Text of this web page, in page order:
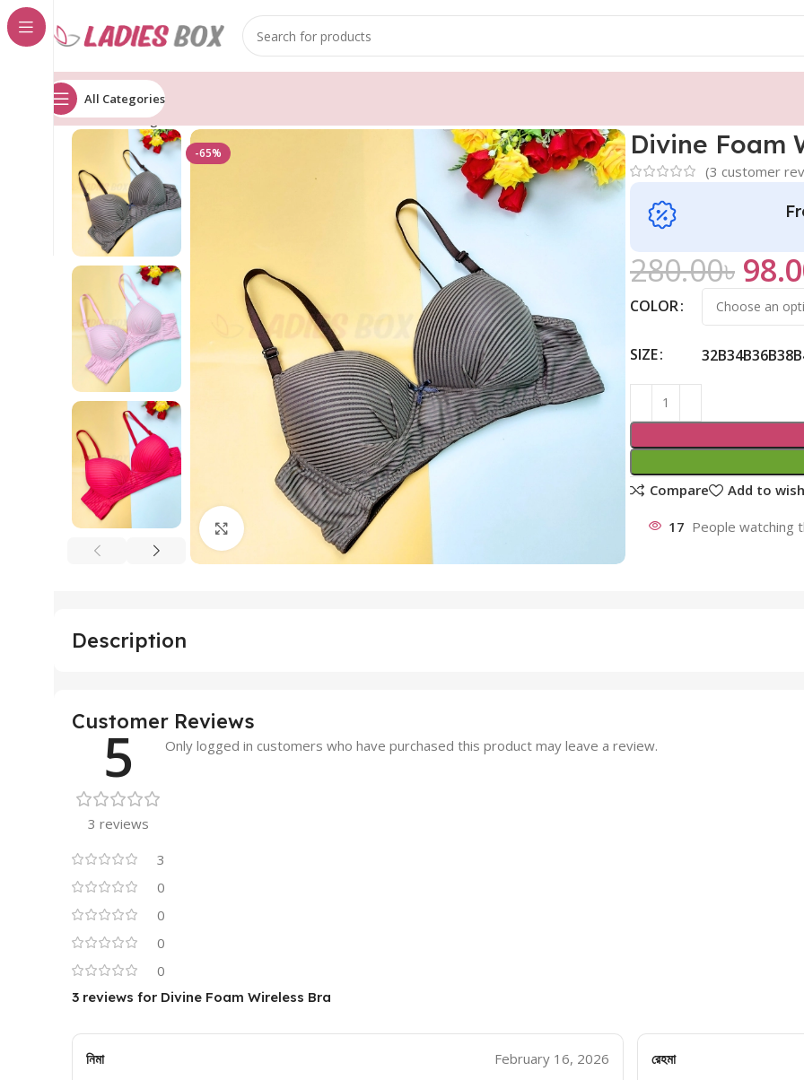
All Categories
Home Undergarments
-65%
Click to enlarge
Divine Foam
(3 customer
280.00৳
COLOR
SIZE 32B34B36B38B
Compare Add to
17 People watching
Description
Customer Reviews
5
3 reviews
3
0
0
0
0
3 reviews for Divine Foam Wireless Bra
নিমা February 16, 2026 রেহমা
Only logged in customers who have purchased this product may leave a review.